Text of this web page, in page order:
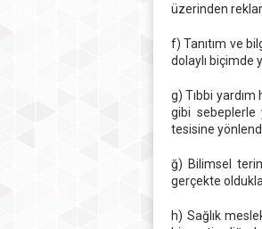
üzerinden
f) Tanıtım ve
dolaylı biçimde
g) Tıbbi
gibi sebeplerle
tesisine
ğ) Bilimsel
gerçekte
h) Sağlık